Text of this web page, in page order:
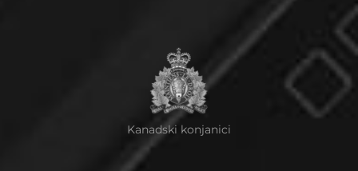
Kanadski konjanici